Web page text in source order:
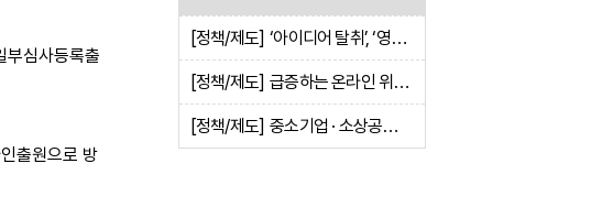
[정책/제도] ‘아이디어 탈취’, ‘영업비밀 침해’도 분쟁조정 가능해진다
[정책/제도] 급증하는 온라인 위조상품 유통
[정책/제도] 중소기업 · 소상공인을 위한 ‘IP보증 지원’ 확대
부심사등록출
출원으로 방